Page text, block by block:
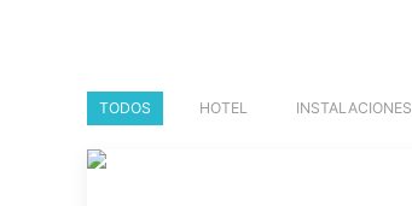
TODOS HOTEL INSTALACIONES